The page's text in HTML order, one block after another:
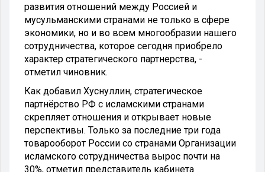
развития отношений между Россией и
мусульманскими странами не только в сфере
экономики, но и во всем многообразии нашего
сотрудничества, которое сегодня приобрело
характер стратегического партнерства, -
отметил чиновник.
Как добавил Хуснуллин, стратегическое
партнёрство РФ с исламскими странами
скрепляет отношения и открывает новые
перспективы. Только за последние три года
товарооборот России со странами Организации
исламского сотрудничества вырос почти на
30%, отметил представитель кабинета